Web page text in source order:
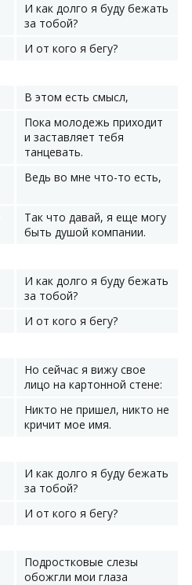
И как долго я буду бежать
за тобой?
И от кого я бегу?
В этом есть смысл,
Пока молодежь приходит
и заставляет тебя
танцевать.
Ведь во мне что-то есть,
Так что давай, я еще могу
быть душой компании.
И как долго я буду бежать
за тобой?
И от кого я бегу?
Но сейчас я вижу свое
лицо на картонной стене:
Никто не пришел, никто не
кричит мое имя.
И как долго я буду бежать
за тобой?
И от кого я бегу?
Подростковые слезы
обожгли мои глаза